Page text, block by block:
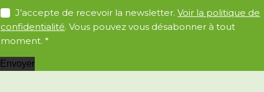
A
c
c
r
J’accepte de recevoir la newsletter.Voir la politique de
confidentialité. Vous pouvez vous désabonner à tout
moment. *
Envoyer